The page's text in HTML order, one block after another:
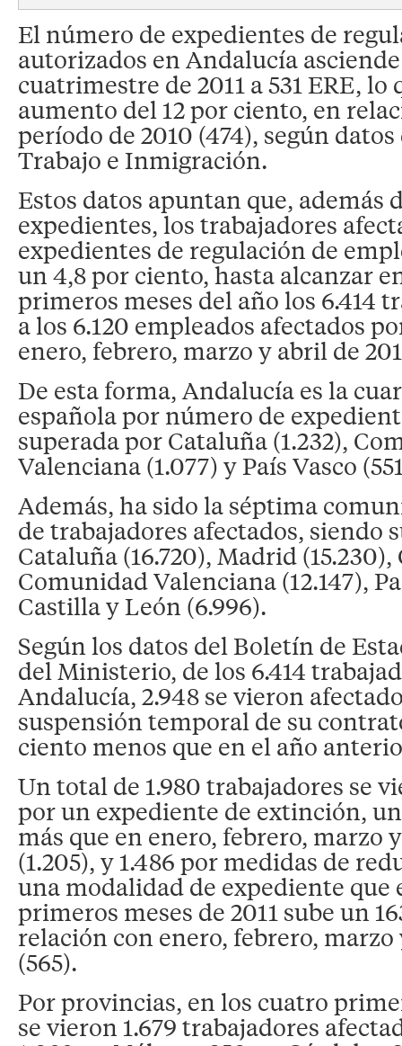
El número de expedientes de
autorizados en Andalucía
cuatrimestre de 2011 a 531 ERE, lo
aumento del 12 por ciento, en
período de 2010 (474), según
Trabajo e Inmigración.
Estos datos apuntan que, además
expedientes, los trabajadores
expedientes de regulación de
un 4,8 por ciento, hasta alcanzar
primeros meses del año los 6.414
a los 6.120 empleados afectados
enero, febrero, marzo y abril de
De esta forma, Andalucía es la
española por número de
superada por Cataluña (1.232),
Valenciana (1.077) y País Vasco
Además, ha sido la séptima
de trabajadores afectados, siendo
Cataluña (16.720), Madrid (15.230),
Comunidad Valenciana (12.147),
Castilla y León (6.996).
Según los datos del Boletín de
del Ministerio, de los 6.414
Andalucía, 2.948 se vieron
suspensión temporal de su
ciento menos que en el año
Un total de 1.980 trabajadores se
por un expediente de extinción,
más que en enero, febrero, marzo
(1.205), y 1.486 por medidas de
una modalidad de expediente que
primeros meses de 2011 sube un
relación con enero, febrero, marzo
(565).
Por provincias, en los cuatro
se vieron 1.679 trabajadores